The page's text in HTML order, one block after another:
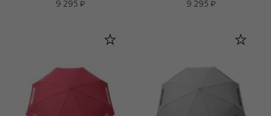
9 295 ₽
9 295 ₽